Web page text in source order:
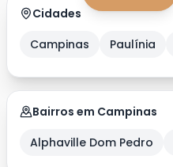
Cidades
Campinas
Paulínia
Bairros em Campinas
Alphaville Dom Pedro